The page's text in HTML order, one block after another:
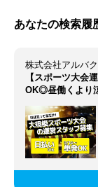
あなたの検索履
株式会社アルバ
【スポーツ大会
OK◎昼働くより